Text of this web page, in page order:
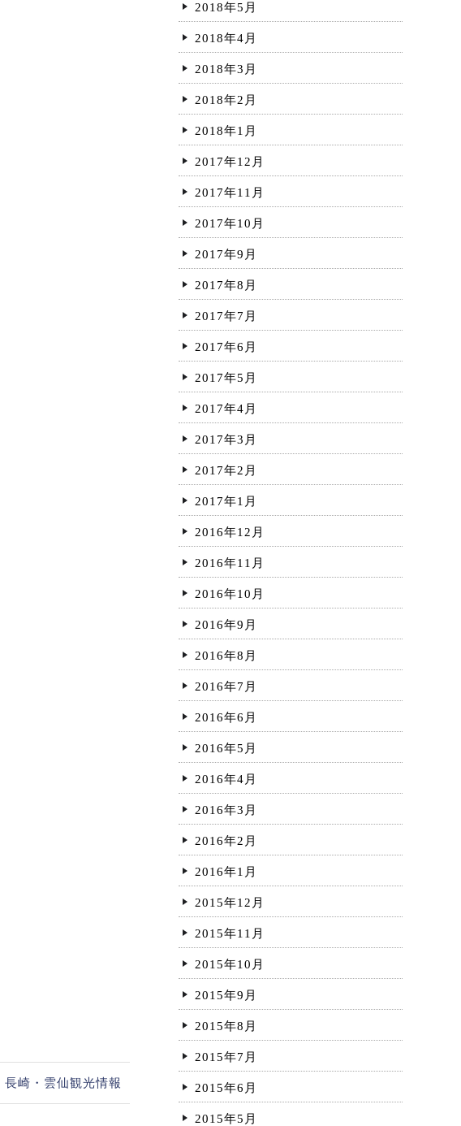
長崎・雲仙観光情報
2018年5月
2018年4月
2018年3月
2018年2月
2018年1月
2017年12月
2017年11月
2017年10月
2017年9月
2017年8月
2017年7月
2017年6月
2017年5月
2017年4月
2017年3月
2017年2月
2017年1月
2016年12月
2016年11月
2016年10月
2016年9月
2016年8月
2016年7月
2016年6月
2016年5月
2016年4月
2016年3月
2016年2月
2016年1月
2015年12月
2015年11月
2015年10月
2015年9月
2015年8月
2015年7月
2015年6月
2015年5月